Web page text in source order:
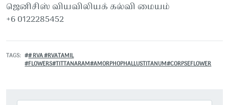
ஜெனிசிஸ் வியவிலியக் கல்வி மையம்
+6 0122285452
TAGS
# RVA #RVATAMIL
#FLOWERS#TITTANARAM#AMORPHOPHALLUSTITANUM#CORPSEFLOWER